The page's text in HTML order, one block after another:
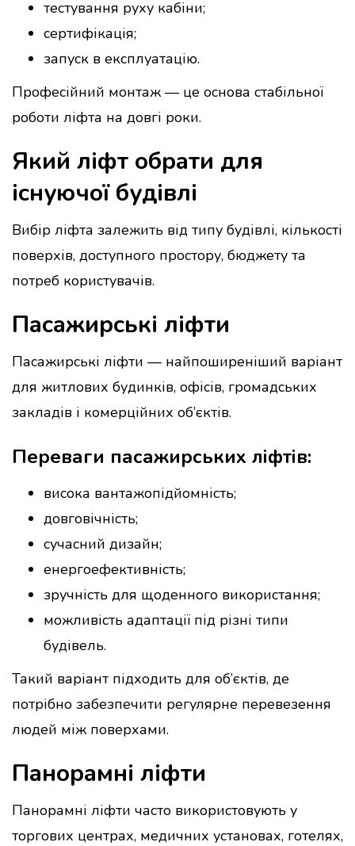
тестування руху кабіни;
сертифікація;
запуск в експлуатацію.
Професійний монтаж — це основа стабільної
роботи ліфта на довгі роки.
Який ліфт обрати для
існуючої будівлі
Вибір ліфта залежить від типу будівлі, кількості
поверхів, доступного простору, бюджету та
потреб користувачів.
Пасажирські ліфти
Пасажирські ліфти — найпоширеніший варіант
для житлових будинків, офісів, громадських
закладів і комерційних об’єктів.
Переваги пасажирських ліфтів:
висока вантажопідйомність;
довговічність;
сучасний дизайн;
енергоефективність;
зручність для щоденного використання;
можливість адаптації під різні типи
будівель.
Такий варіант підходить для об’єктів, де
потрібно забезпечити регулярне перевезення
людей між поверхами.
Панорамні ліфти
Панорамні ліфти часто використовують у
торгових центрах, медичних установах, готелях,